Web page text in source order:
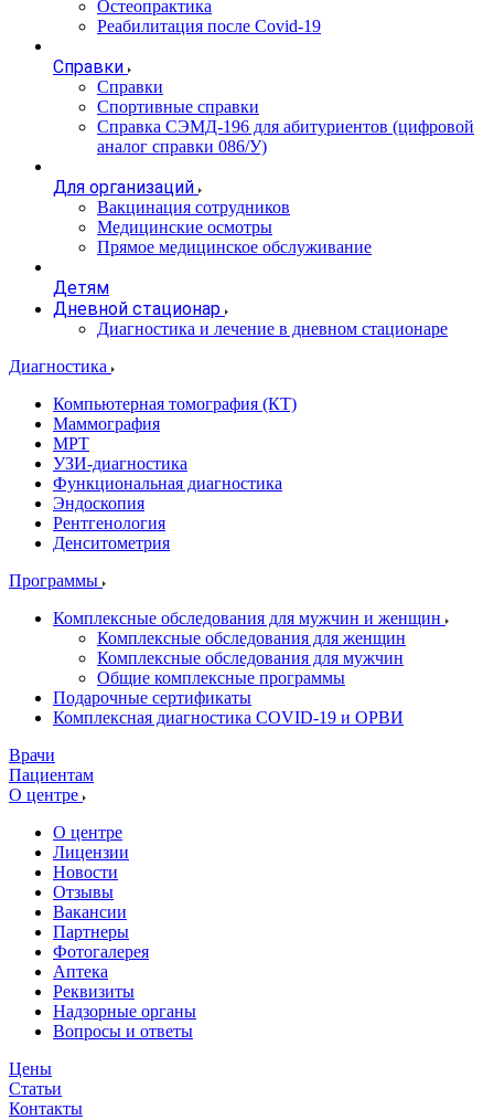
Остеопрактика
Реабилитация после Covid-19
Справки
Справки
Спортивные справки
Справка СЭМД‑196 для абитуриентов (цифровой
аналог справки 086/У)
Для организаций
Вакцинация сотрудников
Медицинские осмотры
Прямое медицинское обслуживание
Детям
Дневной стационар
Диагностика и лечение в дневном стационаре
Диагностика
Компьютерная томография (КТ)
Маммография
МРТ
УЗИ-диагностика
Функциональная диагностика
Эндоскопия
Рентгенология
Денситометрия
Программы
Комплексные обследования для мужчин и женщин
Комплексные обследования для женщин
Комплексные обследования для мужчин
Общие комплексные программы
Подарочные сертификаты
Комплексная диагностика COVID-19 и ОРВИ
Врачи
Пациентам
О центре
О центре
Лицензии
Новости
Отзывы
Вакансии
Партнеры
Фотогалерея
Аптека
Реквизиты
Надзорные органы
Вопросы и ответы
Цены
Статьи
Контакты